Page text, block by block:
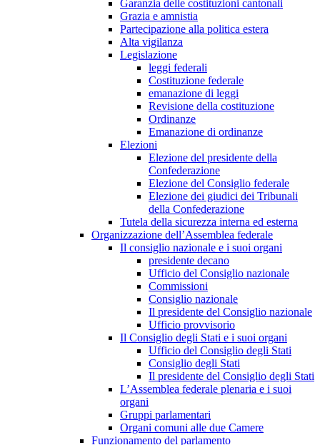
Garanzia delle costituzioni cantonali
Grazia e amnistia
Partecipazione alla politica estera
Alta vigilanza
Legislazione
leggi federali
Costituzione federale
emanazione di leggi
Revisione della costituzione
Ordinanze
Emanazione di ordinanze
Elezioni
Elezione del presidente della
Confederazione
Elezione del Consiglio federale
Elezione dei giudici dei Tribunali
della Confederazione
Tutela della sicurezza interna ed esterna
Organizzazione dell’Assemblea federale
Il consiglio nazionale e i suoi organi
presidente decano
Ufficio del Consiglio nazionale
Commissioni
Consiglio nazionale
Il presidente del Consiglio nazionale
Ufficio provvisorio
Il Consiglio degli Stati e i suoi organi
Ufficio del Consiglio degli Stati
Consiglio degli Stati
Il presidente del Consiglio degli Stati
L’Assemblea federale plenaria e i suoi
organi
Gruppi parlamentari
Organi comuni alle due Camere
Funzionamento del parlamento